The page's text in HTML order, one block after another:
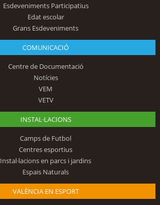
Esdeveniments Participatius
Edat escolar
Grans Esdeveniments
COMUNICACIÓ
Centre de Documentació
Notícies
VEM
VETV
INSTAL·LACIONS
Camps de Futbol
Centres esportius
Instal·lacions en parcs i jardins
Espais Naturals
VALÈNCIA EN ESPORT